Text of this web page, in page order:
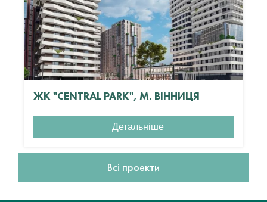
ЖК "CENTRAL PARK", М. ВІННИЦЯ
Детальніше
Всі проекти